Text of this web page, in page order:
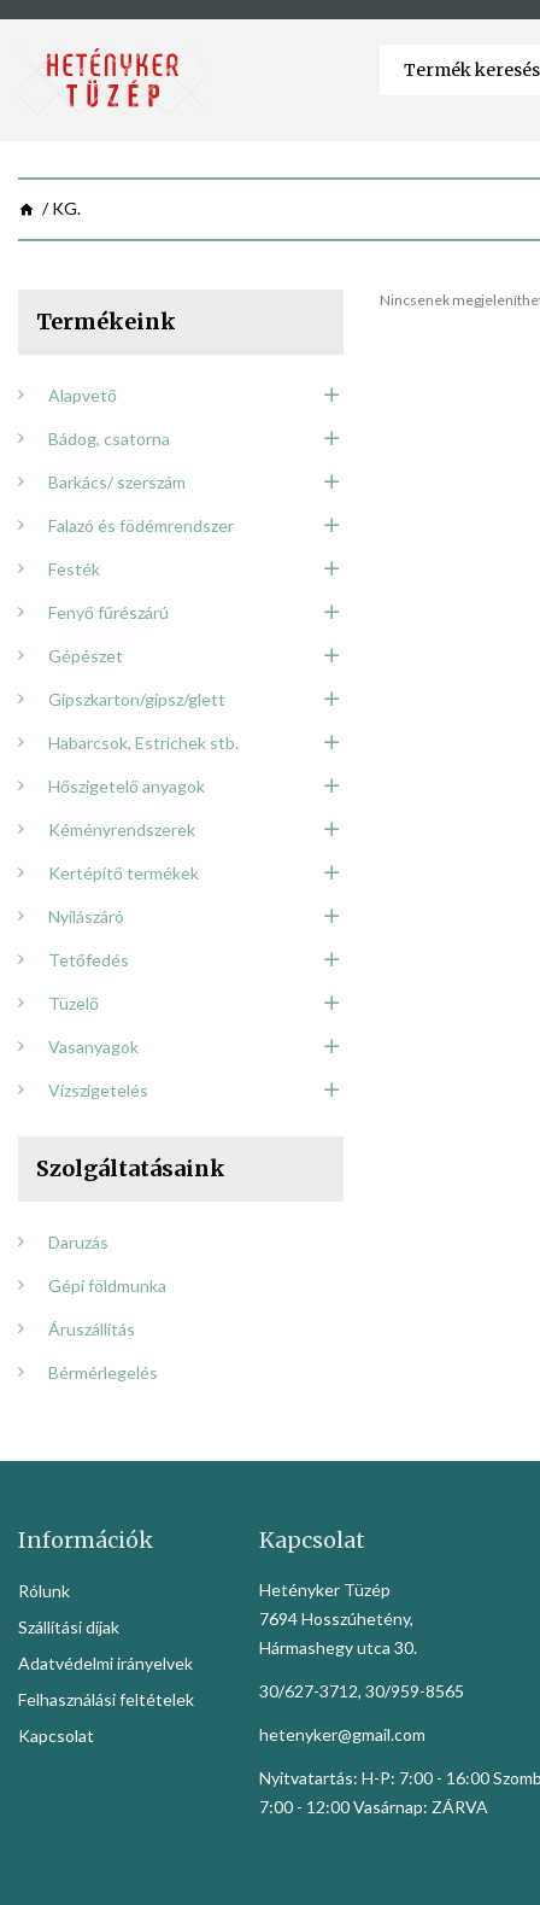
KG.
Termékeink
Alapvető
Bádog, csatorna
Barkács/ szerszám
Falazó és födémrendszer
Festék
Fenyő fűrészárú
Gépészet
Gipszkarton/gipsz/glett
Habarcsok, Estrichek stb.
Hőszigetelő anyagok
Kéményrendszerek
Kertépítő termékek
Nyílászáró
Tetőfedés
Tüzelő
Vasanyagok
Vízszigetelés
Szolgáltatásaink
Daruzás
Gépi földmunka
Áruszállítás
Bérmérlegelés
Nincsenek
Információk
Rólunk
Szállítási díjak
Adatvédelmi irányelvek
Felhasználási feltételek
Kapcsolat
Kapcsolat
Hetényker Tüzép
7694 Hosszúhetény,
Hármashegy utca 30.
30/627-3712, 30/959-8565
hetenyker@gmail.com
Nyitvatartás: H-P: 7:00 - 16:00
7:00 - 12:00 Vasárnap: ZÁRVA